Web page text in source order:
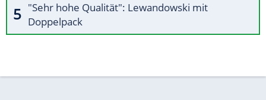
"Sehr hohe Qualität": Lewandowski mit
Doppelpack